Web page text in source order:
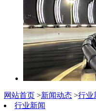
网站首页 >新闻动态 >行业
行业新闻